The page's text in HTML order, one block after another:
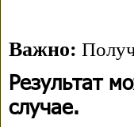
Важно:
Результат
случае.